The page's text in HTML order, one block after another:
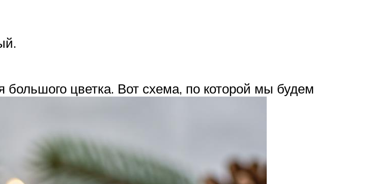
цветка. Вот схема, по которой мы будем